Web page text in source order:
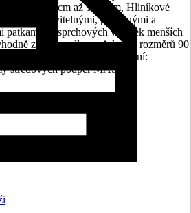
resp. 6,3 cm až 16,4 cm, Hliníkové
nastavitelnými, posuvnými a
patkami, U sprchových vaniček menších
zkrátit podle značek, Od rozměrů 90
středová podpěra. Doporučení:
středových podpěr MAS